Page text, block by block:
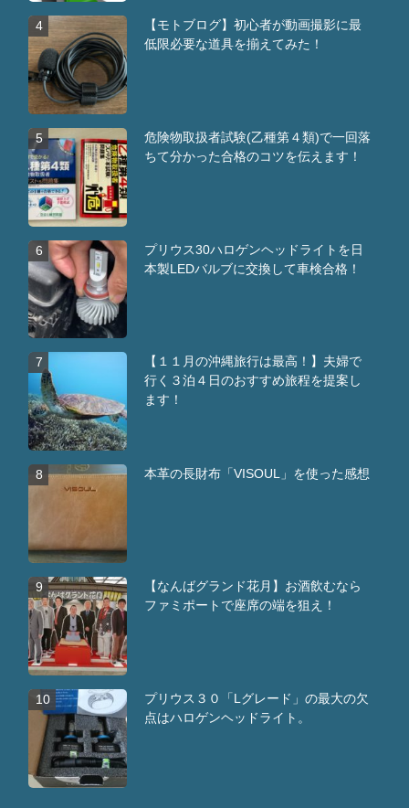
4
【モトブログ】初心者が動画撮影に最
低限必要な道具を揃えてみた！
5
危険物取扱者試験(乙種第４類)で一回落
ちて分かった合格のコツを伝えます！
6
プリウス30ハロゲンヘッドライトを日
本製LEDバルブに交換して車検合格！
7
【１１月の沖縄旅行は最高！】夫婦で
行く３泊４日のおすすめ旅程を提案し
ます！
8 本革の長財布「VISOUL」を使った感想
9
【なんばグランド花月】お酒飲むなら
ファミポートで座席の端を狙え！
10
プリウス３０「Lグレード」の最大の欠
点はハロゲンヘッドライト。